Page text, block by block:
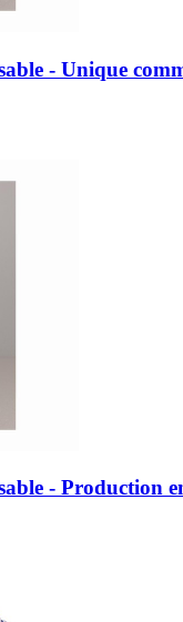
- Unique
- Production